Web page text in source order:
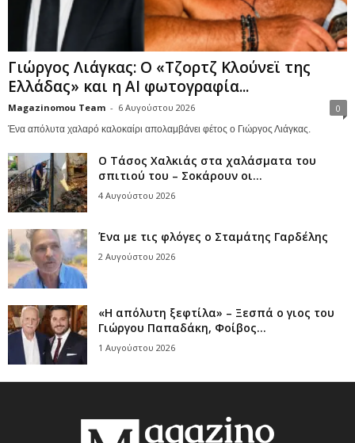
Γιώργος Λιάγκας: Ο «Τζορτζ Κλούνεϊ της
Ελλάδας» και η AI φωτογραφία...
Magazinomou Team - 6 Αυγούστου 2026 0
Ένα απόλυτα χαλαρό καλοκαίρι απολαμβάνει φέτος ο Γιώργος Λιάγκας.
Ο Τάσος Χαλκιάς στα χαλάσματα του
σπιτιού του – Σοκάρουν οι...
4 Αυγούστου 2026
Ένα με τις φλόγες ο Σταμάτης Γαρδέλης
2 Αυγούστου 2026
«Η απόλυτη ξεφτίλα» – Ξεσπά ο γιος του
Γιώργου Παπαδάκη, Φοίβος...
1 Αυγούστου 2026